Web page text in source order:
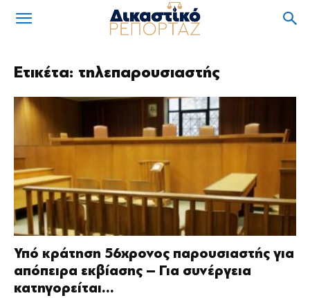
Ετικέτα: τηλεπαρουσιαστής
Υπό κράτηση 56χρονος παρουσιαστής για
απόπειρα εκβίασης – Για συνέργεια
κατηγορείται...